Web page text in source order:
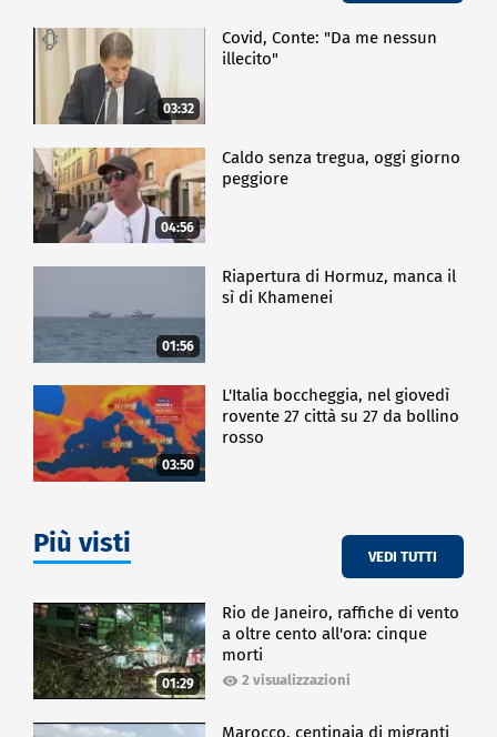
03:32
Covid, Conte: "Da me nessun
illecito"
04:56
Caldo senza tregua, oggi giorno
peggiore
01:56
Riapertura di Hormuz, manca il
sì di Khamenei
03:50
L'Italia boccheggia, nel giovedì
rovente 27 città su 27 da bollino
rosso
Più visti VEDI TUTTI
01:29
Rio de Janeiro, raffiche di vento
a oltre cento all'ora: cinque
morti
2 visualizzazioni
Marocco, centinaia di migranti